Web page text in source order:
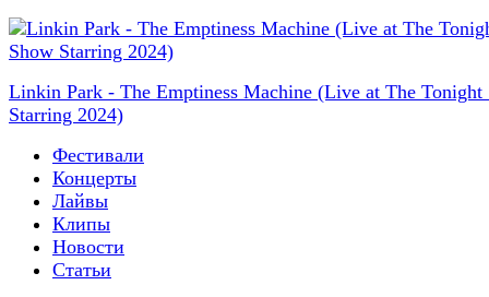
Linkin Park - The Emptiness Machine (Live at The Tonight
Starring 2024)
Фестивали
Концерты
Лайвы
Клипы
Новости
Статьи